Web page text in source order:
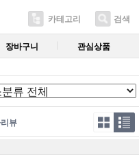
카테고리 검색
장바구니 관심상품
뷰